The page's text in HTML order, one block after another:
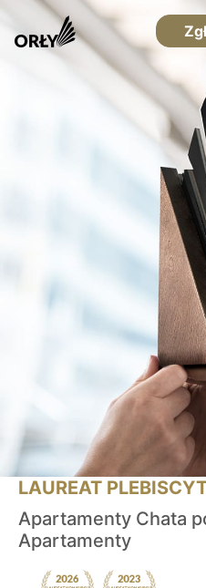
LAUREAT
Apartamenty Chata
Apartamenty